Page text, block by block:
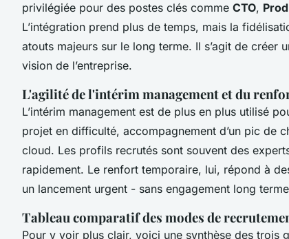
privilégiée pour des postes clés comme CTO,
L’intégration prend plus de temps, mais la
atouts majeurs sur le long terme. Il s’agit de créer
vision de l’entreprise.
L'agilité de l'intérim management et du
L’intérim management est de plus en plus utilisé
projet en difficulté, accompagnement d’un pic de
cloud. Les profils recrutés sont souvent des
rapidement. Le renfort temporaire, lui, répond à
un lancement urgent - sans engagement long
Tableau comparatif des modes de
Pour y voir plus clair, voici une synthèse des trois